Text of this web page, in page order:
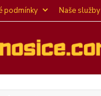
podmínky Naše služby